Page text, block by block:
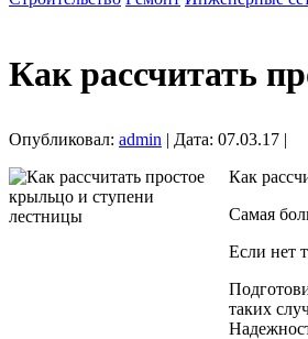
Как рассчитать
Опубликовал: admin | Дата: 07.03.17 |
Как
Самая
Если нет
таких